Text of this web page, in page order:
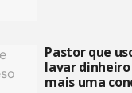
Pastor que
lavar dinheiro
mais uma